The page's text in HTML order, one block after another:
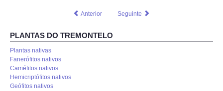
Anterior Seguinte
PLANTAS DO TREMONTELO
Plantas nativas
Fanerófitos nativos
Caméfitos nativos
Hemicriptófitos nativos
Geófitos nativos